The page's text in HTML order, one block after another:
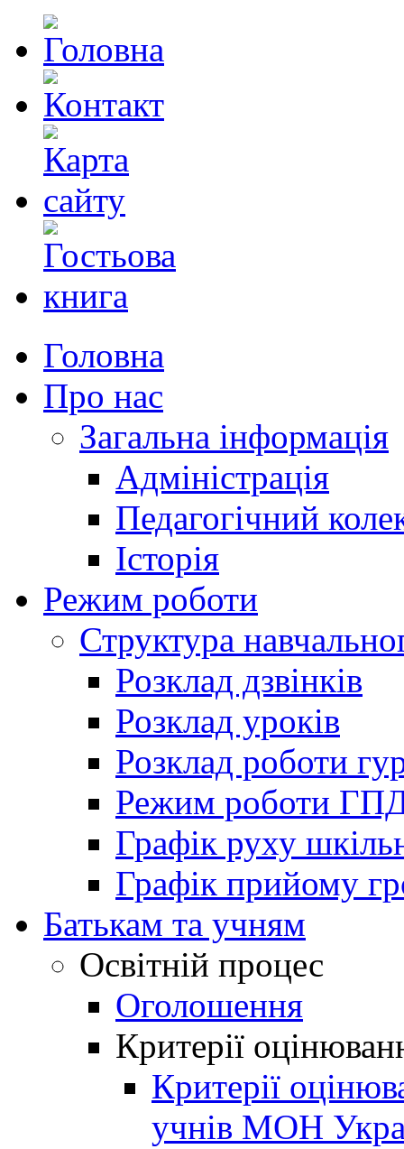
Головна
Про нас
Загальна інформація
Адміністрація
Педагогічний
Історія
Режим роботи
Структура
Розклад дзвінків
Розклад уроків
Розклад роботи
Режим роботи
Графік руху
Графік прийому
Батькам та учням
Освітній процес
Оголошення
Критерії
Критерії
учнів МОН